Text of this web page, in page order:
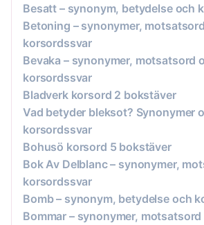
Besatt – synonym, betydelse och
Betoning – synonymer,
korsordssvar
Bevaka – synonymer, motsatsord
korsordssvar
Bladverk korsord 2 bokstäver
Vad betyder bleksot? Synonymer
korsordssvar
Bohusö korsord 5 bokstäver
Bok Av Delblanc – synonymer,
korsordssvar
Bomb – synonym, betydelse och
Bommar – synonymer, motsatsord